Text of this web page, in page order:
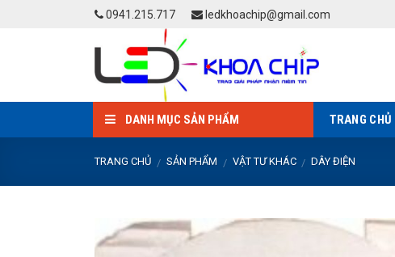
0941.215.717 ledkhoachip@gmail.com
DANH MỤC SẢN PHẨM TRANG CHỦ
TRANG CHỦ / SẢN PHẨM / VẬT TƯ KHÁC / DÂY ĐIỆN